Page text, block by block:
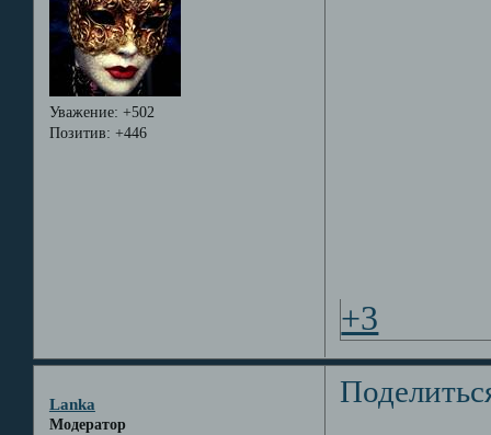
Уважение: +502
Позитив: +446
+3
Lanka
Модератор